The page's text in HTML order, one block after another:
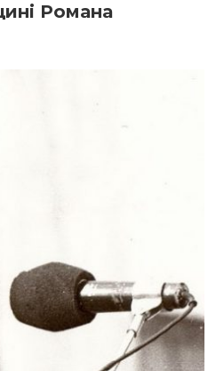
Романа